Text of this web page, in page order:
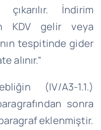
İndirim
KDV gelir veya
tespitinde gider
alınır.”
(IV/A3-1.1.)
sonra
eklenmiştir.